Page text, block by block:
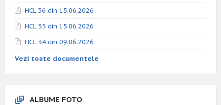
HCL 36 din 15.06.2026
HCL 35 din 15.06.2026
HCL 34 din 09.06.2026
Vezi toate documentele
ALBUME FOTO